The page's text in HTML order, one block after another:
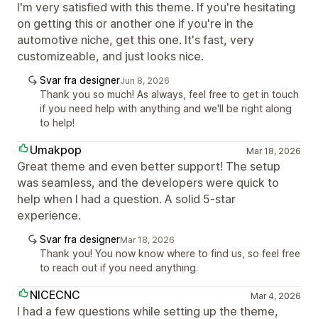
I'm very satisfied with this theme. If you're hesitating
on getting this or another one if you're in the
automotive niche, get this one. It's fast, very
customizeable, and just looks nice.
Svar fra designerJun 8, 2026
Thank you so much! As always, feel free to get in touch
if you need help with anything and we'll be right along
to help!
Umakpop Mar 18, 2026
Great theme and even better support! The setup
was seamless, and the developers were quick to
help when I had a question. A solid 5-star
experience.
Svar fra designerMar 18, 2026
Thank you! You now know where to find us, so feel free
to reach out if you need anything.
NICECNC Mar 4, 2026
I had a few questions while setting up the theme,